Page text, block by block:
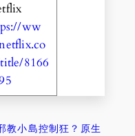
ww
8166
教小島控制狂？原生